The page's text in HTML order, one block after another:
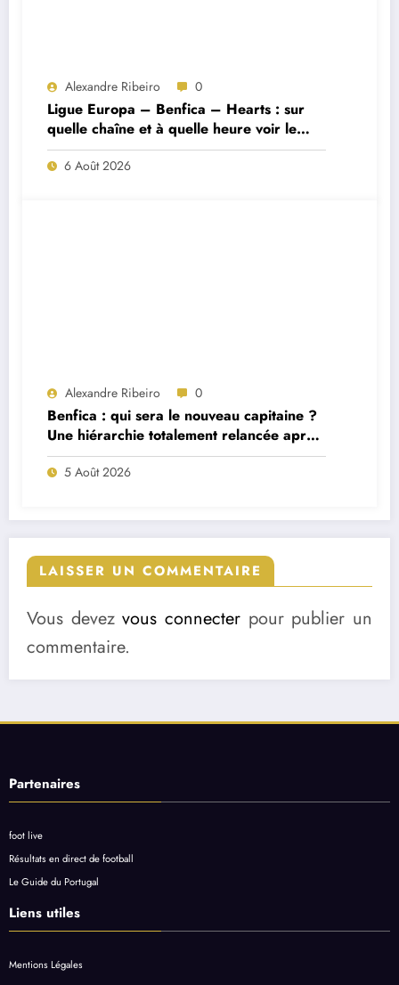
Alexandre Ribeiro 0
Ligue Europa – Benfica – Hearts : sur
quelle chaîne et à quelle heure voir le
match ?
6 Août 2026
Alexandre Ribeiro 0
Benfica : qui sera le nouveau capitaine ?
Une hiérarchie totalement relancée après
deux départs majeurs
5 Août 2026
LAISSER UN COMMENTAIRE
Vous devezvous connecter pour publier un
commentaire.
Partenaires
foot live
Résultats en direct de football
Le Guide du Portugal
Liens utiles
Mentions Légales